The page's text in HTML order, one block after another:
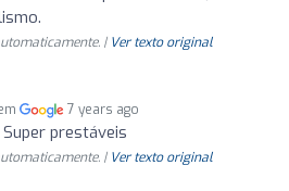
| Ver texto original
7 years ago
Super prestáveis
| Ver texto original